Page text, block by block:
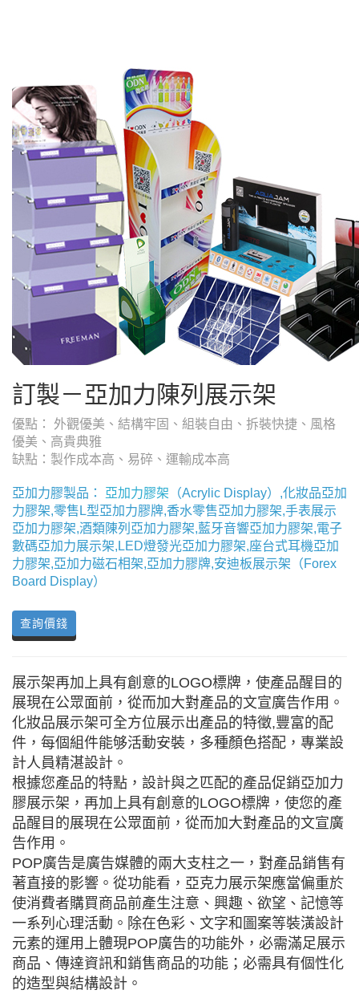
訂製－亞加力陳列展示架
優點： 外觀優美、結構牢固、組裝自由、拆裝快捷、風格
優美、高貴典雅
缺點：製作成本高、易碎、運輸成本高
亞加力膠製品： 亞加力膠架 （Acrylic Display）,化妝品亞加
力膠架,零售L型亞加力膠牌,香水零售亞加力膠架,手表展示
亞加力膠架,酒類陳列亞加力膠架,藍牙音響亞加力膠架,電子
數碼亞加力展示架,LED燈發光亞加力膠架,座台式耳機亞加
力膠架,亞加力磁石相架,亞加力膠牌,安迪板展示架（Forex
Board Display）
查詢價錢
展示架再加上具有創意的LOGO標牌，使產品醒目的
展現在公眾面前，從而加大對產品的文宣廣告作用。
化妝品展示架可全方位展示出產品的特徵,豐富的配
件，每個組件能够活動安裝，多種顏色搭配，專業設
計人員精湛設計。
根據您產品的特點，設計與之匹配的產品促銷亞加力
膠展示架，再加上具有創意的LOGO標牌，使您的產
品醒目的展現在公眾面前，從而加大對產品的文宣廣
告作用。
POP廣告是廣告媒體的兩大支柱之一，對產品銷售有
著直接的影響。從功能看，亞克力展示架應當偏重於
使消費者購買商品前產生注意、興趣、欲望、記憶等
一系列心理活動。除在色彩、文字和圖案等裝潢設計
元素的運用上體現POP廣告的功能外，必需滿足展示
商品、傳達資訊和銷售商品的功能；必需具有個性化
的造型與結構設計。